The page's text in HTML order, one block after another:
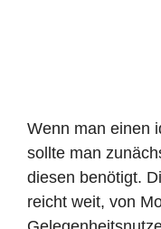
Wenn man einen
sollte man
diesen benötigt.
reicht weit, von